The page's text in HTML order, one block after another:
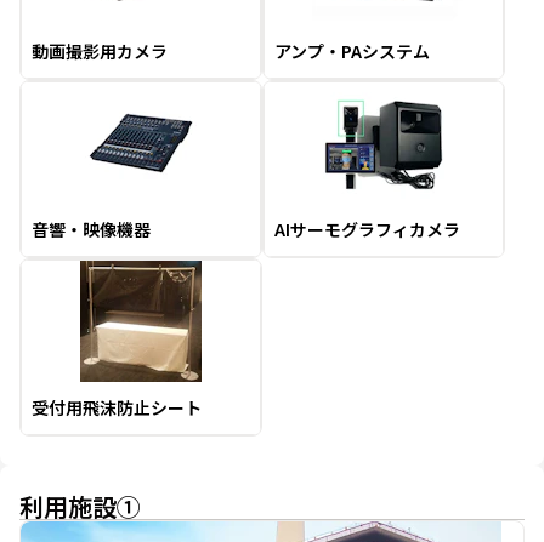
動画撮影用カメラ アンプ・PAシステム
音響・映像機器 AIサーモグラフィカメラ
受付用飛沫防止シート
利用施設①